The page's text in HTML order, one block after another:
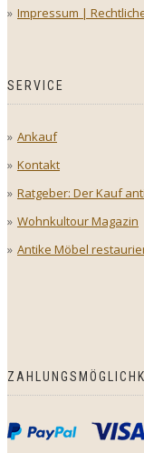
Impressum |
SERVICE
Ankauf
Kontakt
Ratgeber: Der Kauf
Wohnkultour Magazin
Antike Möbel